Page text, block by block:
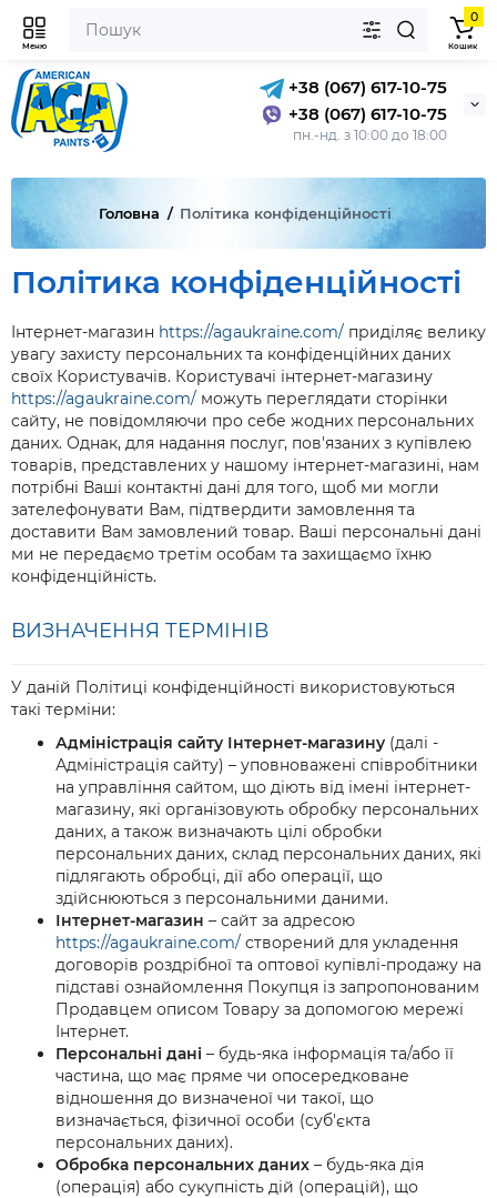
+38 (067) 617-10-75
+38 (067) 617-10-75
пн.-нд. з 10:00 до 18:00
Меню
0
Кошик
Головна Політика конфіденційності
Політика конфіденційності
Інтернет-магазин https://agaukraine.com/ приділяє велику
увагу захисту персональних та конфіденційних даних
своїх Користувачів. Користувачі інтернет-магазину
https://agaukraine.com/ можуть переглядати сторінки
сайту, не повідомляючи про себе жодних персональних
даних. Однак, для надання послуг, пов'язаних з купівлею
товарів, представлених у нашому інтернет-магазині, нам
потрібні Ваші контактні дані для того, щоб ми могли
зателефонувати Вам, підтвердити замовлення та
доставити Вам замовлений товар. Ваші персональні дані
ми не передаємо третім особам та захищаємо їхню
конфіденційність.
ВИЗНАЧЕННЯ ТЕРМІНІВ
У даній Політиці конфіденційності використовуються
такі терміни:
Адміністрація сайту Інтернет-магазину (далі -
Адміністрація сайту) – уповноважені співробітники
на управління сайтом, що діють від імені інтернет-
магазину, які організовують обробку персональних
даних, а також визначають цілі обробки
персональних даних, склад персональних даних, які
підлягають обробці, дії або операції, що
здійснюються з персональними даними.
Інтернет-магазин – сайт за адресою
https://agaukraine.com/ створений для укладення
договорів роздрібної та оптової купівлі-продажу на
підставі ознайомлення Покупця із запропонованим
Продавцем описом Товару за допомогою мережі
Інтернет.
Персональні дані – будь-яка інформація та/або її
частина, що має пряме чи опосередковане
відношення до визначеної чи такої, що
визначається, фізичної особи (суб'єкта
персональних даних).
Обробка персональних даних – будь-яка дія
(операція) або сукупність дій (операцій), що